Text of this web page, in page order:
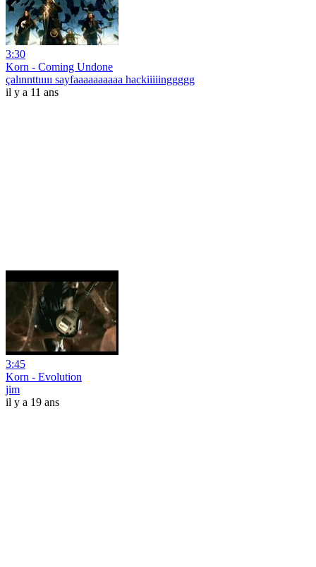
3:30
Korn - Coming Undone
çalınnttııııı sayfaaaaaaaaaa hackiiiiinggggg
il y a 11 ans
3:45
Korn - Evolution
jim
il y a 19 ans